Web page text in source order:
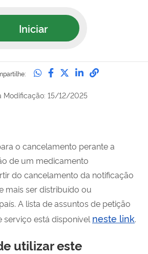
Iniciar
Compartilhe no
Compartilhe no
Compartilhe no
Compartilhe
Modificação: 15/12/2025
o cancelamento perante a
de um medicamento
do cancelamento da notificação
mais ser distribuído ou
A lista de assuntos de petição
serviço está disponível neste link.
utilizar este